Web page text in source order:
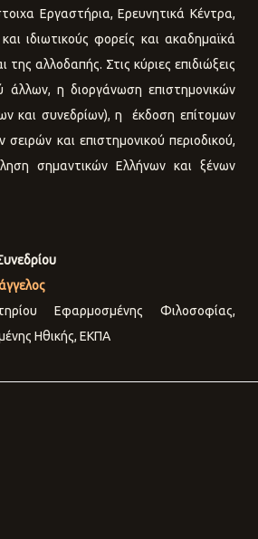
Εργαστήρια, Ερευνητικά Κέντρα,
ιδιωτικούς φορείς και ακαδημαϊκά
της αλλοδαπής. Στις κύριες επιδιώξεις
άλλων, η διοργάνωση επιστημονικών
και συνεδρίων), η έκδοση επίτομων
σειρών και επιστημονικού περιοδικού,
σημαντικών Ελλήνων και ξένων
Εφαρμοσμένης Φιλοσοφίας,
Ηθικής, ΕΚΠΑ